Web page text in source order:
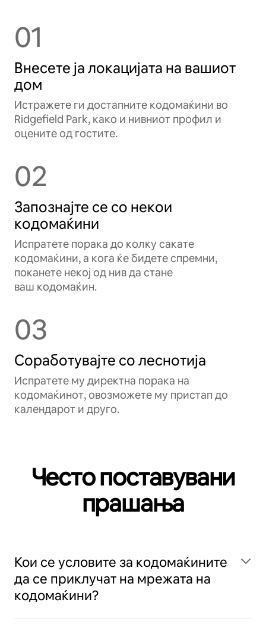
01
Внесете ја локацијата на вашиот
дом
Истражете ги достапните кодомаќини во
Ridgefield Park, како и нивниот профил и
оцените од гостите.
02
Запознајте се со некои
кодомаќини
Испратете порака до колку сакате
кодомаќини, а кога ќе бидете спремни,
поканете некој од нив да стане
ваш кодомаќин.
03
Соработувајте со леснотија
Испратете му директна порака на
кодомаќинот, овозможете му пристап до
календарот и друго.
Често поставувани
прашања
Кои се условите за кодомаќините
да се приклучат на мрежата на
кодомаќини?